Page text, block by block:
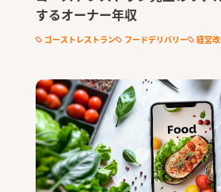
するオーナー年収
ゴーストレストラン フードデリバリー 経営